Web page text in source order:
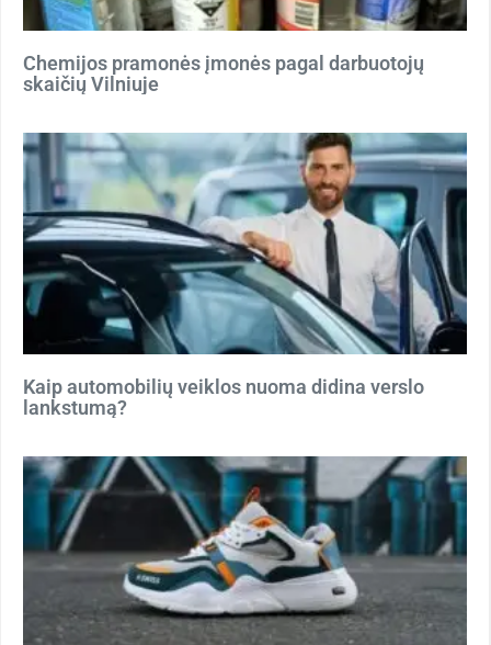
Chemijos pramonės įmonės pagal darbuotojų
skaičių Vilniuje
Kaip automobilių veiklos nuoma didina verslo
lankstumą?